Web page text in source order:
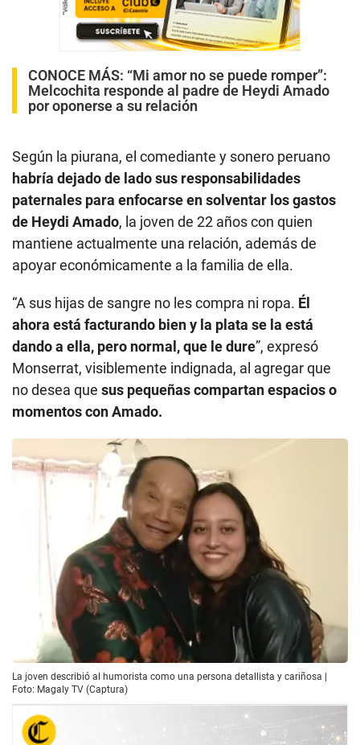
CONOCE MÁS: “Mi amor no se puede romper”:
Melcochita responde al padre de Heydi Amado
por oponerse a su relación
Según la piurana, el comediante y sonero peruano
habría dejado de lado sus responsabilidades
paternales para enfocarse en solventar los gastos
de Heydi Amado, la joven de 22 años con quien
mantiene actualmente una relación, además de
apoyar económicamente a la familia de ella.
“A sus hijas de sangre no les compra ni ropa. Él
ahora está facturando bien y la plata se la está
dando a ella, pero normal, que le dure”, expresó
Monserrat, visiblemente indignada, al agregar que
no desea que sus pequeñas compartan espacios o
momentos con Amado.
La joven describió al humorista como una persona detallista y cariñosa |
Foto: Magaly TV (Captura)